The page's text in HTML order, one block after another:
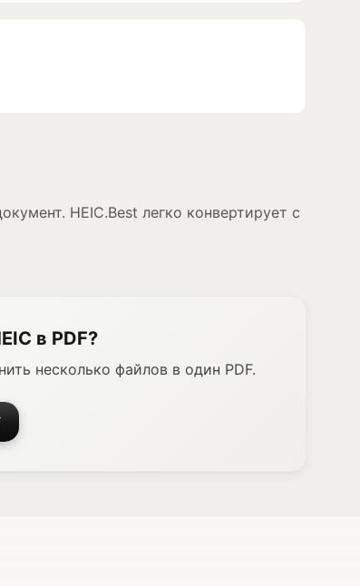
HEIC.Best легко конвертирует с
в PDF?
несколько файлов в один PDF.